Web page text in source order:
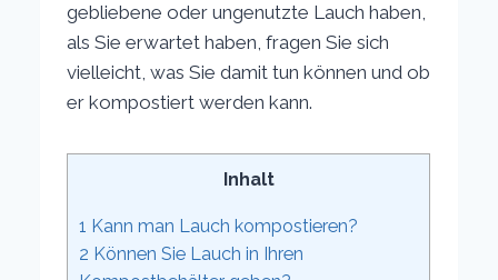
gebliebene oder ungenutzte Lauch haben,
als Sie erwartet haben, fragen Sie sich
vielleicht, was Sie damit tun können und ob
er kompostiert werden kann.
Inhalt
1 Kann man Lauch kompostieren?
2 Können Sie Lauch in Ihren